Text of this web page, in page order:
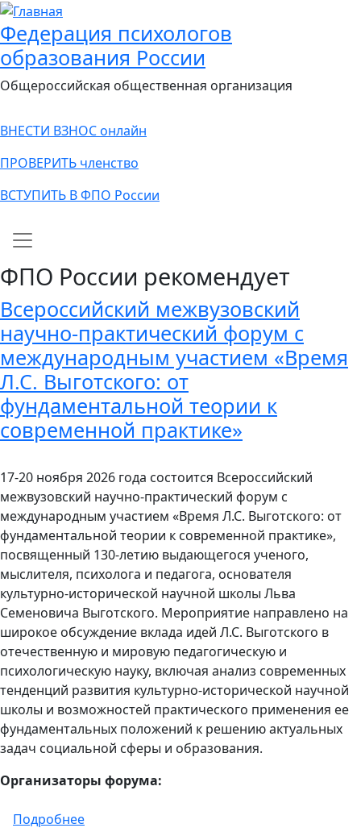
Федерация психологов
образования России
Общероссийская общественная организация
ВНЕСТИ ВЗНОС онлайн
ПРОВЕРИТЬ членство
ВСТУПИТЬ В ФПО России
Main navigation
ФПО России рекомендует
Всероссийский межвузовский
научно-практический форум с
международным участием «Время
Л.С. Выготского: от
фундаментальной теории к
современной практике»
17-20 ноября 2026 года состоится Всероссийский
межвузовский научно-практический форум с
международным участием «Время Л.С. Выготского: от
фундаментальной теории к современной практике»,
посвященный 130-летию выдающегося ученого,
мыслителя, психолога и педагога, основателя
культурно-исторической научной школы Льва
Семеновича Выготского. Мероприятие направлено на
широкое обсуждение вклада идей Л.С. Выготского в
отечественную и мировую педагогическую и
психологическую науку, включая анализ современных
тенденций развития культурно-исторической научной
школы и возможностей практического применения ее
фундаментальных положений к решению актуальных
задач социальной сферы и образования.
Организаторы форума:
Подробнеео Всероссийский межвузовский научно-